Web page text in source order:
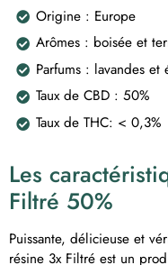
Origine : Europe
Arômes : boisée et
Parfums : lavandes et
Taux de CBD : 50%
Taux de THC: < 0,3%
Les
Filtré 50%
Puissante, délicieuse et
résine 3x Filtré est un